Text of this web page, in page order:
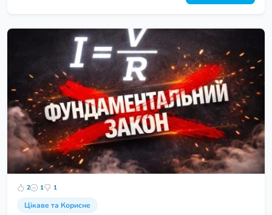
2 1 1
Цікаве та Корисне